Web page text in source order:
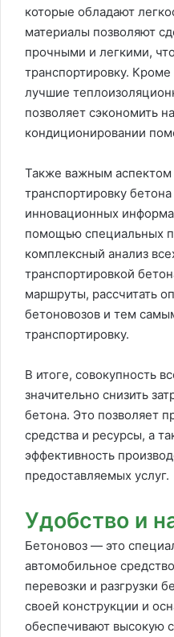
которые обладают
материалы позволяют
прочными и легкими,
транспортировку.
лучшие
позволяет сэкономить
кондиционировании
Также важным аспектом
транспортировку
инновационных
помощью специальных
комплексный анализ
транспортировкой
маршруты, рассчитать
бетоновозов и тем
транспортировку.
В итоге, совокупность
значительно снизить
бетона. Это позволяет
средства и ресурсы, а
эффективность
предоставляемых услуг.
Удобство и
Бетоновоз — это
автомобильное
перевозки и разгрузки
своей конструкции и
обеспечивают высокую